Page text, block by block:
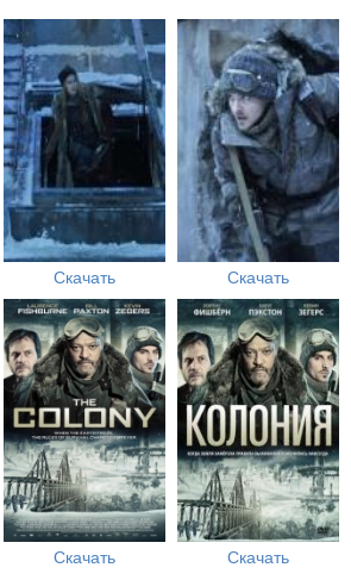
Скачать Скачать
Скачать Скачать